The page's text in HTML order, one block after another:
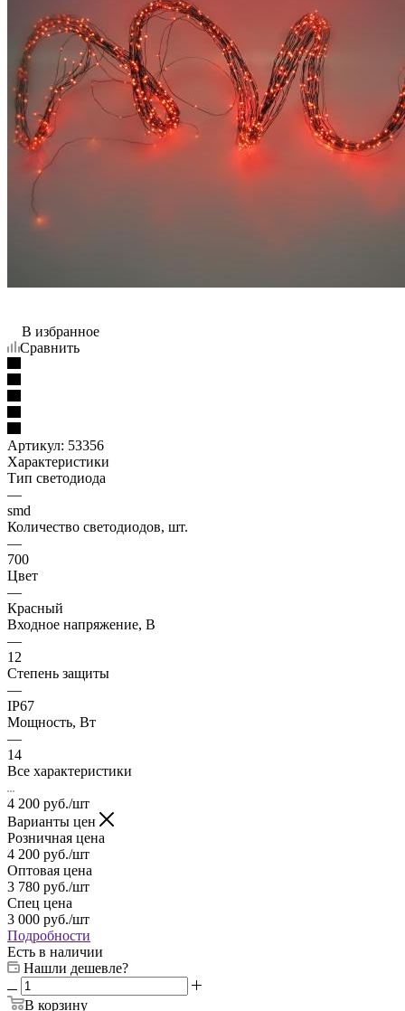
В избранное
Сравнить
Артикул: 53356
Характеристики
Тип светодиода
—
smd
Количество светодиодов, шт.
—
700
Цвет
—
Красный
Входное напряжение, В
—
12
Степень защиты
—
IP67
Мощность, Вт
—
14
Все характеристики
4 200 руб./шт
Варианты цен
Розничная цена
4 200 руб./шт
Оптовая цена
3 780 руб./шт
Спец цена
3 000 руб./шт
Подробности
Есть в наличии
Нашли дешевле?
В корзину